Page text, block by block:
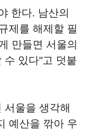
한다. 남산의
제를 해제할 필
만들면 서울의
수 있다"고 덧붙
울을 생각해
예산을 깎아 우